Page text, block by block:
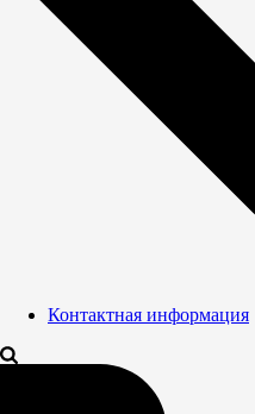
Контактная информация